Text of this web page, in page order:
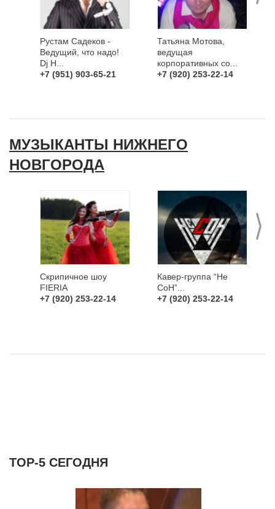
Рустам Садеков -
Ведущий, что надо!
Dj H...
+7 (951) 903-65-21
Татьяна Мотова,
ведущая
корпоративных со...
+7 (920) 253-22-14
МУЗЫКАНТЫ НИЖНЕГО
НОВГОРОДА
>
Скрипичное шоу
FIERIA
+7 (920) 253-22-14
Кавер-группа “Не
СоН”...
+7 (920) 253-22-14
ТОР-5 СЕГОДНЯ